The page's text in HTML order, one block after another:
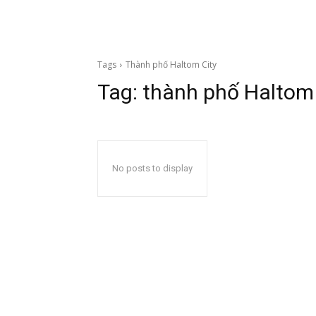
Tags Thành phố Haltom City
Tag: thành phố
No posts to display